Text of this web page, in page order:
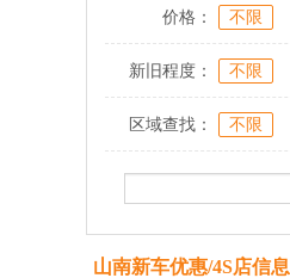
价格： 不限
新旧程度： 不限
区域查找： 不限
山南新车优惠/4S店信息